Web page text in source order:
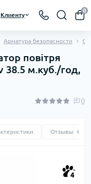
Клиенту
0
Арматура безопасности
повітря
38.5 м.куб./год,
0
Отзывы
4